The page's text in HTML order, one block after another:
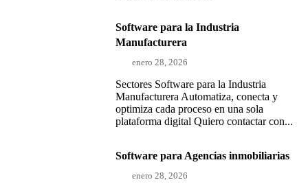
Software para la Industria
Manufacturera
enero 28, 2026
Sectores Software para la Industria
Manufacturera Automatiza, conecta y
optimiza cada proceso en una sola
plataforma digital Quiero contactar con...
Software para Agencias inmobiliarias
enero 28, 2026